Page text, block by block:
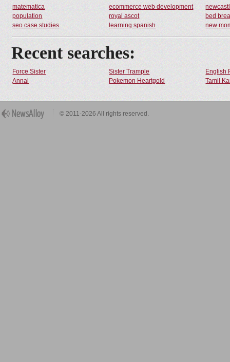
matematica ecommerce web development
population
royal ascot
bed
seo case studies
learning spanish new
Recent searches:
Force Sister Sister Trample
English
Annal
Pokemon Heartgold Tamil
© 2011-2026 All rights reserved.